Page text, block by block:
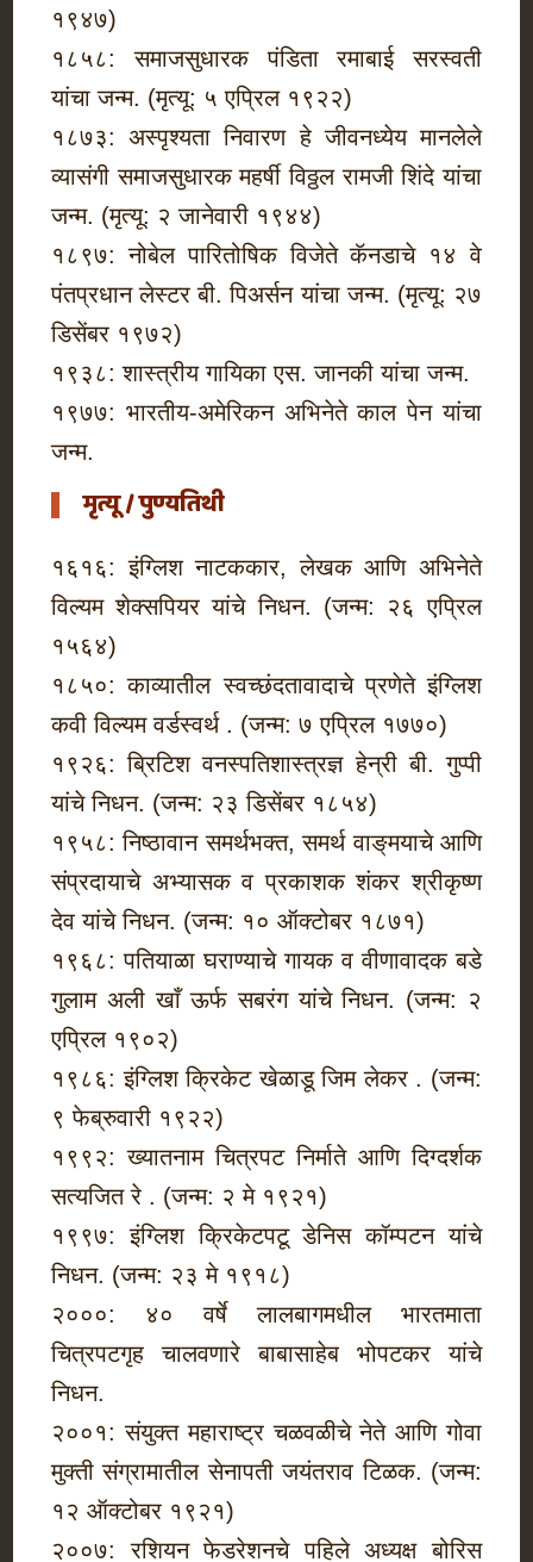
१९४७)
१८५८: समाजसुधारक पंडिता रमाबाई सरस्वती
यांचा जन्म. (मृत्यू: ५ एप्रिल १९२२)
१८७३: अस्पृश्यता निवारण हे जीवनध्येय मानलेले
व्यासंगी समाजसुधारक महर्षी विठ्ठल रामजी शिंदे यांचा
जन्म. (मृत्यू: २ जानेवारी १९४४)
१८९७: नोबेल पारितोषिक विजेते कॅनडाचे १४ वे
पंतप्रधान लेस्टर बी. पिअर्सन यांचा जन्म. (मृत्यू: २७
डिसेंबर १९७२)
१९३८: शास्त्रीय गायिका एस. जानकी यांचा जन्म.
१९७७: भारतीय-अमेरिकन अभिनेते काल पेन यांचा
जन्म.
मृत्यू / पुण्यतिथी
१६१६: इंग्लिश नाटककार, लेखक आणि अभिनेते
विल्यम शेक्सपियर यांचे निधन. (जन्म: २६ एप्रिल
१५६४)
१८५०: काव्यातील स्वच्छंदतावादाचे प्रणेते इंग्लिश
कवी विल्यम वर्डस्वर्थ . (जन्म: ७ एप्रिल १७७०)
१९२६: ब्रिटिश वनस्पतिशास्त्रज्ञ हेन्री बी. गुप्पी
यांचे निधन. (जन्म: २३ डिसेंबर १८५४)
१९५८: निष्ठावान समर्थभक्त, समर्थ वाङ्‌मयाचे आणि
संप्रदायाचे अभ्यासक व प्रकाशक शंकर श्रीकृष्ण
देव यांचे निधन. (जन्म: १० ऑक्टोबर १८७१)
१९६८: पतियाळा घराण्याचे गायक व वीणावादक बडे
गुलाम अली खाँ ऊर्फ सबरंग यांचे निधन. (जन्म: २
एप्रिल १९०२)
१९८६: इंग्लिश क्रिकेट खेळाडू जिम लेकर . (जन्म:
९ फेब्रुवारी १९२२)
१९९२: ख्यातनाम चित्रपट निर्माते आणि दिग्दर्शक
सत्यजित रे . (जन्म: २ मे १९२१)
१९९७: इंग्लिश क्रिकेटपटू डेनिस कॉम्पटन यांचे
निधन. (जन्म: २३ मे १९१८)
२०००: ४० वर्षे लालबागमधील भारतमाता
चित्रपटगृह चालवणारे बाबासाहेब भोपटकर यांचे
निधन.
२००१: संयुक्त महाराष्ट्र चळवळीचे नेते आणि गोवा
मुक्ती संग्रामातील सेनापती जयंतराव टिळक. (जन्म:
१२ ऑक्टोबर १९२१)
२००७: रशियन फेडरेशनचे पहिले अध्यक्ष बोरिस